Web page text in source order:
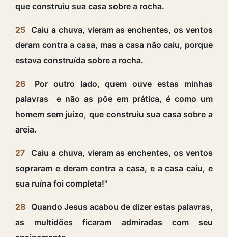
que construiu sua casa sobre a rocha.
25 Caiu a chuva, vieram as enchentes, os ventos
deram contra a casa, mas a casa não caiu, porque
estava construída sobre a rocha.
26
Por outro lado, quem ouve estas minhas
palavras e não as põe em prática, é como um
homem sem juízo, que construiu sua casa sobre a
areia.
27
Caiu a chuva, vieram as enchentes, os ventos
sopraram e deram contra a casa, e a casa caiu, e
sua ruína foi completa!"
28 Quando Jesus acabou de dizer estas palavras,
as multidões ficaram admiradas com seu